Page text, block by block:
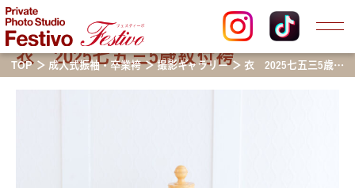
TOP 成人式振袖・卒業袴 撮影ギャラリー 衣 2025七五三5歳紋付袴
衣 2025七五三5歳紋付袴